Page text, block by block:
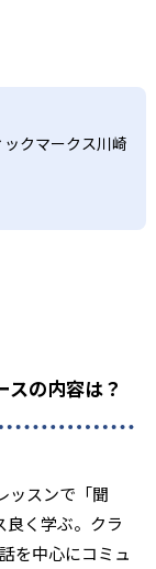
最適。ネイ
クマークス川崎
スの内容は？
ッスンで「聞
良く学ぶ。クラ
を中心にコミュ